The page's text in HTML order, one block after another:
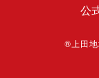
公
®上田